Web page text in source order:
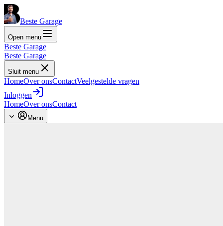
Beste Garage
Open menu
Beste Garage
Beste Garage
Sluit menu
HomeOver onsContactVeelgestelde vragen
Inloggen
HomeOver onsContact
Menu